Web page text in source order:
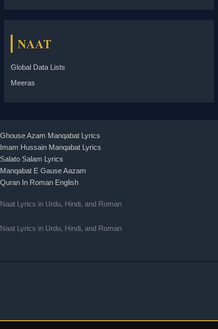
NAAT
Global Data Lists
Meeras
Ghouse Azam Manqabat Lyrics
Imam Hussain Manqabat Lyrics
Salato Salam Lyrics
Manqabat E Gause Aazam
Quran In Roman English
Naat Lyrics in Urdu, Hindi, and Roman
Naat Lyrics in Urdu, Hindi, and Roman